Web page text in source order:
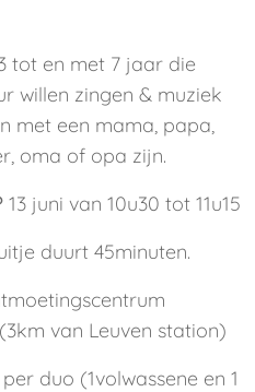
tot en met 7 jaar die
willen zingen & muziek
met een mama, papa,
oma of opa zijn.
13 juni van 10u30 tot 11u15
duurt 45minuten.
van Leuven station)
duo (1volwassene en 1